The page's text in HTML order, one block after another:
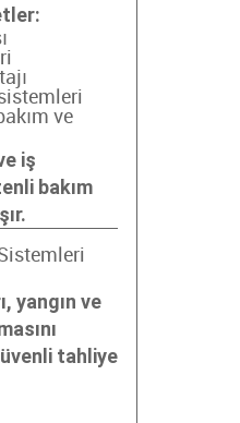
ve
iş
bakım
yangın ve
tahliye